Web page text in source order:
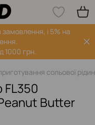
і 5% на
1000 грн.
сольової
FL350
Butter